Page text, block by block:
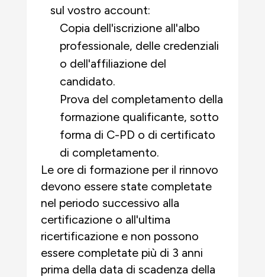
sul vostro account:
Copia dell'iscrizione all'albo
professionale, delle credenziali
o dell'affiliazione del
candidato.
Prova del completamento della
formazione qualificante, sotto
forma di C-PD o di certificato
di completamento.
Le ore di formazione per il rinnovo
devono essere state completate
nel periodo successivo alla
certificazione o all'ultima
ricertificazione e non possono
essere completate più di 3 anni
prima della data di scadenza della